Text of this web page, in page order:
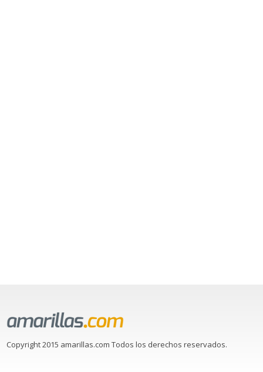
Copyright 2015 amarillas.com Todos los derechos reservados.